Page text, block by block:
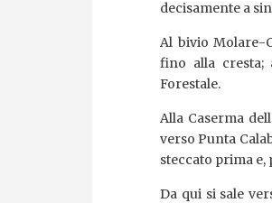
decisamente a
Al bivio Molare-
fino alla cresta;
Forestale.
Alla Caserma
verso Punta
steccato prima e,
Da qui si sale